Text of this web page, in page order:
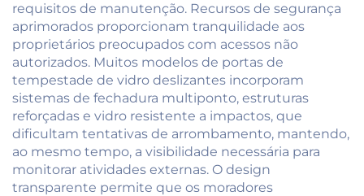
requisitos de manutenção. Recursos de segurança
aprimorados proporcionam tranquilidade aos
proprietários preocupados com acessos não
autorizados. Muitos modelos de portas de
tempestade de vidro deslizantes incorporam
sistemas de fechadura multiponto, estruturas
reforçadas e vidro resistente a impactos, que
dificultam tentativas de arrombamento, mantendo,
ao mesmo tempo, a visibilidade necessária para
monitorar atividades externas. O design
transparente permite que os moradores